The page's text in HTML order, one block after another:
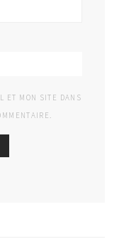
ET MON SITE DANS